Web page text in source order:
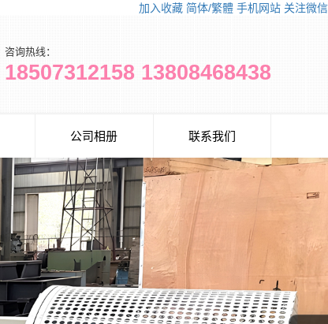
加入收藏 简体/繁體 手机网站 关注微信
咨询热线：
18507312158 13808468438
公司相册 联系我们